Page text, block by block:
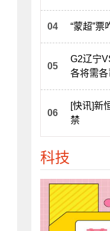
“蒙超”
G2辽宁
各将需
[快讯]新
禁
科技